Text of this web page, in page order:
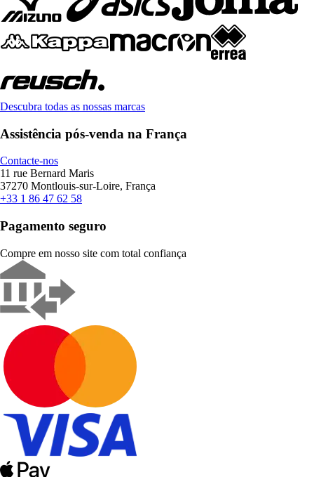
Descubra todas as nossas marcas
Assistência pós-venda na França
Contacte-nos
11 rue Bernard Maris
37270 Montlouis-sur-Loire, França
+33 1 86 47 62 58
Pagamento seguro
Compre em nosso site com total confiança